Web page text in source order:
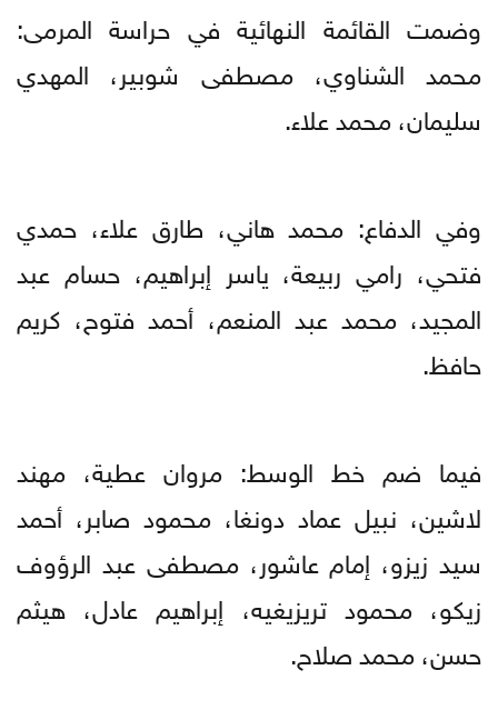
وضمت القائمة النهائية في حراسة المرمى:
محمد الشناوي، مصطفى شوبير، المهدي
سليمان، محمد علاء.
وفي الدفاع: محمد هاني، طارق علاء، حمدي
فتحي، رامي ربيعة، ياسر إبراهيم، حسام عبد
المجيد، محمد عبد المنعم، أحمد فتوح، كريم
حافظ.
فيما ضم خط الوسط: مروان عطية، مهند
لاشين، نبيل عماد دونغا، محمود صابر، أحمد
سيد زيزو، إمام عاشور، مصطفى عبد الرؤوف
زيكو، محمود تريزيغيه، إبراهيم عادل، هيثم
حسن، محمد صلاح.